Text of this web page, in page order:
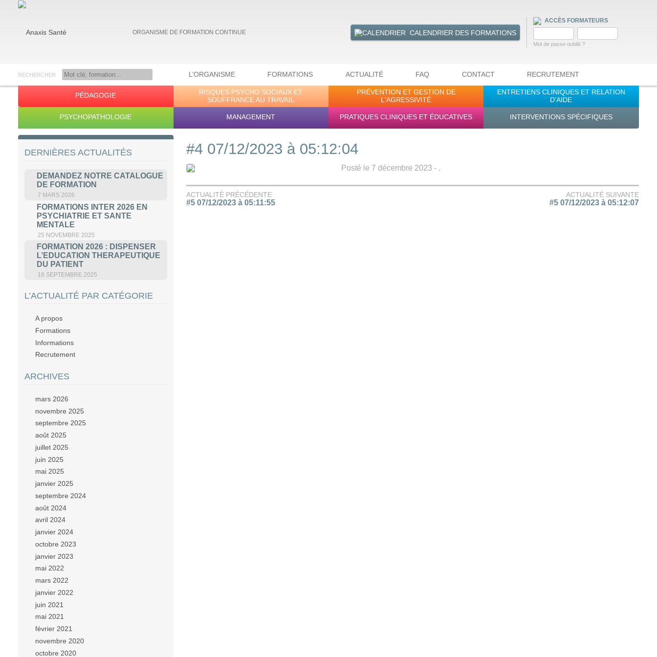
ORGANISME DE FORMATION CONTINUE CALENDRIER DES FORMATIONS
ACCÈS FORMATEURS
Mot de passe oublié ?
RECHERCHER L’ORGANISME FORMATIONS ACTUALITÉ FAQ CONTACT RECRUTEMENT
PÉDAGOGIE
RISQUES PSYCHO SOCIAUX ET
SOUFFRANCE AU TRAVAIL
PRÉVENTION ET GESTION DE
L'AGRESSIVITÉ
ENTRETIENS CLINIQUES ET RELATION
D'AIDE
PSYCHOPATHOLOGIE MANAGEMENT PRATIQUES CLINIQUES ET ÉDUCATIVES INTERVENTIONS SPÉCIFIQUES
#4 07/12/2023 à 05:12:04
Posté le 7 décembre 2023 - .
ACTUALITÉ PRÉCÉDENTE
#5 07/12/2023 à 05:11:55
ACTUALITÉ SUIVANTE
#5 07/12/2023 à 05:12:07
DERNIÈRES ACTUALITÉS
DEMANDEZ NOTRE CATALOGUE
DE FORMATION
7 MARS 2026
FORMATIONS INTER 2026 EN
PSYCHIATRIE ET SANTE
MENTALE
25 NOVEMBRE 2025
FORMATION 2026 : DISPENSER
L’EDUCATION THERAPEUTIQUE
DU PATIENT
16 SEPTEMBRE 2025
L’ACTUALITÉ PAR CATÉGORIE
A propos
Formations
Informations
Recrutement
ARCHIVES
mars 2026
novembre 2025
septembre 2025
août 2025
juillet 2025
juin 2025
mai 2025
janvier 2025
septembre 2024
août 2024
avril 2024
janvier 2024
octobre 2023
janvier 2023
mai 2022
mars 2022
janvier 2022
juin 2021
mai 2021
février 2021
novembre 2020
octobre 2020